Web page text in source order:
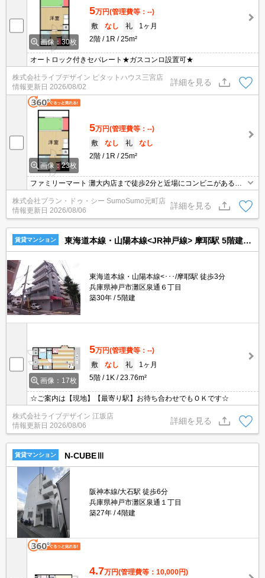
画像：30枚
5万円(管理費等：--)
敷
なし 礼
1ヶ月
2階
1R 25m²
オートロック付きセパレート★ガスコンロ設置可★
株式会社ライブデザイン ピタットハウス三宮店
情報更新日 2026/08/02
詳細を見る
画像：23枚
5万円(管理費等：--)
敷
なし 礼
なし
2階
1R 25m²
ファミリーマート 灘大内店まで徒歩2分と近場にコンビニがあるの
ます。共用部には敷地内ごみ置き場・バイク置場などが揃っており
ます。1人暮らしはおしゃれな1Rでいかがでしょうか。
株式会社プラン・ドゥ・シー SumoSumo元町店
情報更新日 2026/08/06
詳細を見る
賃貸マンション 東海道本線・山陽本線<JR神戸線> 摩耶駅 5階建 築30年
東海道本線・山陽本線<･･･/摩耶駅 徒歩3分
兵庫県神戸市灘区泉通６丁目
築30年
5階建
画像：17枚
5万円(管理費等：--)
敷
なし 礼
1ヶ月
5階
1K 23.76m²
☆ご案内は【現地】【最寄り駅】お待ち合わせでもＯＫです☆
株式会社ライブデザイン 江坂店
情報更新日 2026/08/06
詳細を見る
賃貸マンション N-CUBEⅢ
阪神本線/大石駅 徒歩6分
兵庫県神戸市灘区泉通１丁目
築27年
4階建
4.7万円(管理費等：10,000円)